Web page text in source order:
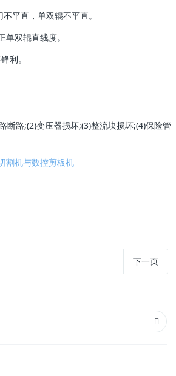
直，单双辊不平直。
双辊直线度。
利。
路;(2)变压器损坏;(3)整流块损坏;(4)保险管
割机与数控剪板机
下一页